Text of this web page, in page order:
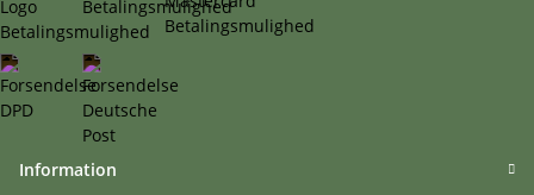
Information